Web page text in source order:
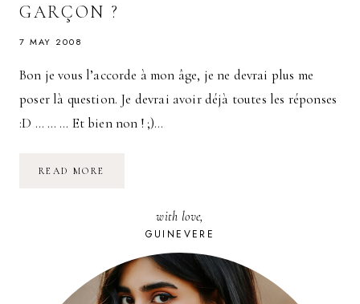
GARÇON ?
7 MAY 2008
Bon je vous l’accorde à mon âge, je ne devrai plus me
poser là question. Je devrai avoir déjà toutes les réponses
:D … … … Et bien non ! ;)…
READ MORE
D’UN
GARÇON
?
with love,
GUINEVERE